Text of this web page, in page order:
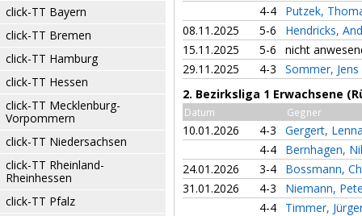
click-TT Bayern
click-TT Bremen
click-TT Hamburg
click-TT Hessen
click-TT Mecklenburg-
Vorpommern
click-TT Niedersachsen
click-TT Rheinland-
Rheinhessen
click-TT Pfalz
4-4
Putzek,
08.11.2025
5-6
Hendricks,
15.11.2025
5-6
nicht
29.11.2025
4-3
Sommer, Jens
2. Bezirksliga 1 Erwachsene
Datum Gegner
10.01.2026 4-3
Gergert,
4-4
Bernhagen,
24.01.2026
3-4
Bossmann,
31.01.2026
4-3
Niemann,
4-4
Timmer,